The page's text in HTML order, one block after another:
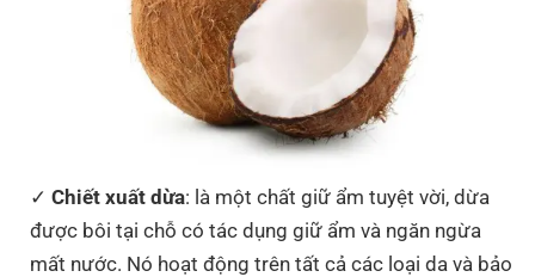
Chiết xuất dừa: là một chất giữ ẩm tuyệt vời, dừa
được bôi tại chỗ có tác dụng giữ ẩm và ngăn ngừa
mất nước. Nó hoạt động trên tất cả các loại da và bảo